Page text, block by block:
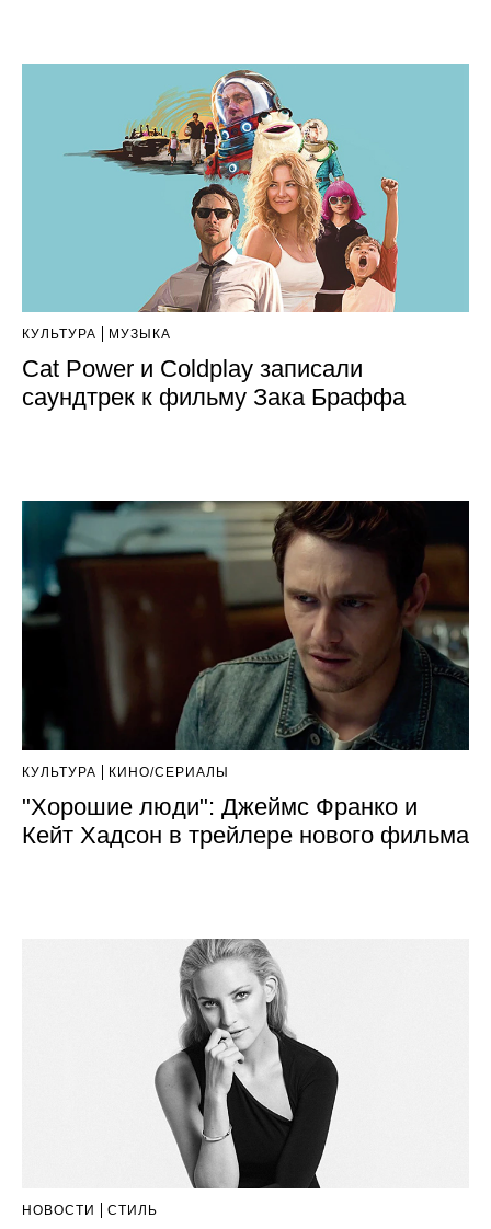
КУЛЬТУРА МУЗЫКА
Cat Power и Coldplay записали
саундтрек к фильму Зака Браффа
КУЛЬТУРА КИНО/СЕРИАЛЫ
"Хорошие люди": Джеймс Франко и
Кейт Хадсон в трейлере нового фильма
НОВОСТИ СТИЛЬ